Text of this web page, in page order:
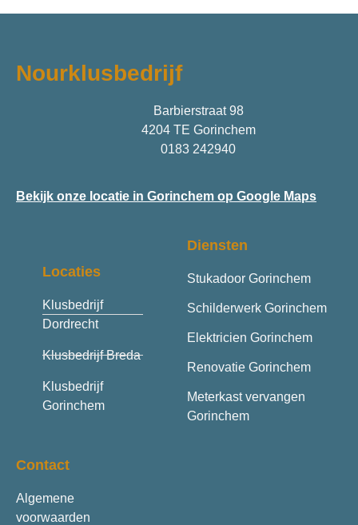
Nourklusbedrijf
Barbierstraat 98
4204 TE Gorinchem
0183 242940
Bekijk onze locatie in Gorinchem op Google Maps
Locaties
Klusbedrijf
Dordrecht
Klusbedrijf Breda
Klusbedrijf
Gorinchem
Diensten
Stukadoor Gorinchem
Schilderwerk Gorinchem
Elektricien Gorinchem
Renovatie Gorinchem
Meterkast vervangen
Gorinchem
Contact
Algemene
voorwaarden